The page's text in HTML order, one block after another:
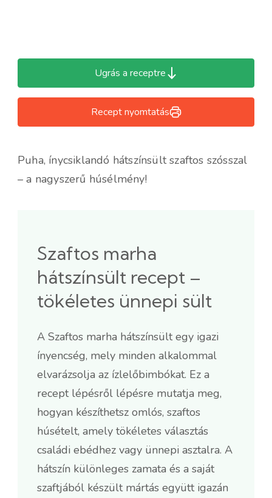
Ugrás a receptre
Recept nyomtatás
Puha, ínycsiklandó hátszínsült szaftos szósszal
– a nagyszerű húsélmény!
Szaftos marha
hátszínsült recept –
tökéletes ünnepi sült
A Szaftos marha hátszínsült egy igazi
ínyencség, mely minden alkalommal
elvarázsolja az ízlelőbimbókat. Ez a
recept lépésről lépésre mutatja meg,
hogyan készíthetsz omlós, szaftos
húsételt, amely tökéletes választás
családi ebédhez vagy ünnepi asztalra. A
hátszín különleges zamata és a saját
szaftjából készült mártás együtt igazán